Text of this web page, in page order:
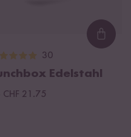
30
Edelstahl
CHF 21.75